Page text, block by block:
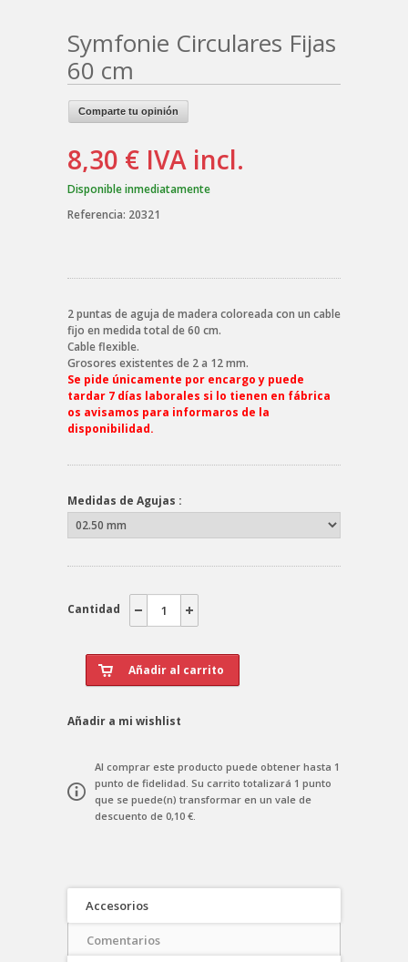
Symfonie Circulares Fijas
60 cm
Comparte tu opinión
8,30 € IVA incl.
Disponible inmediatamente
Referencia: 20321
2 puntas de aguja de madera coloreada con un cable
fijo en medida total de 60 cm.
Cable flexible.
Grosores existentes de 2 a 12 mm.
Se pide únicamente por encargo y puede
tardar 7 días laborales si lo tienen en fábrica
os avisamos para informaros de la
disponibilidad.
Medidas de Agujas :
Cantidad
Añadir a mi wishlist
Al comprar este producto puede obtener hasta 1
punto de fidelidad. Su carrito totalizará 1 punto
que se puede(n) transformar en un vale de
descuento de 0,10 €.
Accesorios
Comentarios